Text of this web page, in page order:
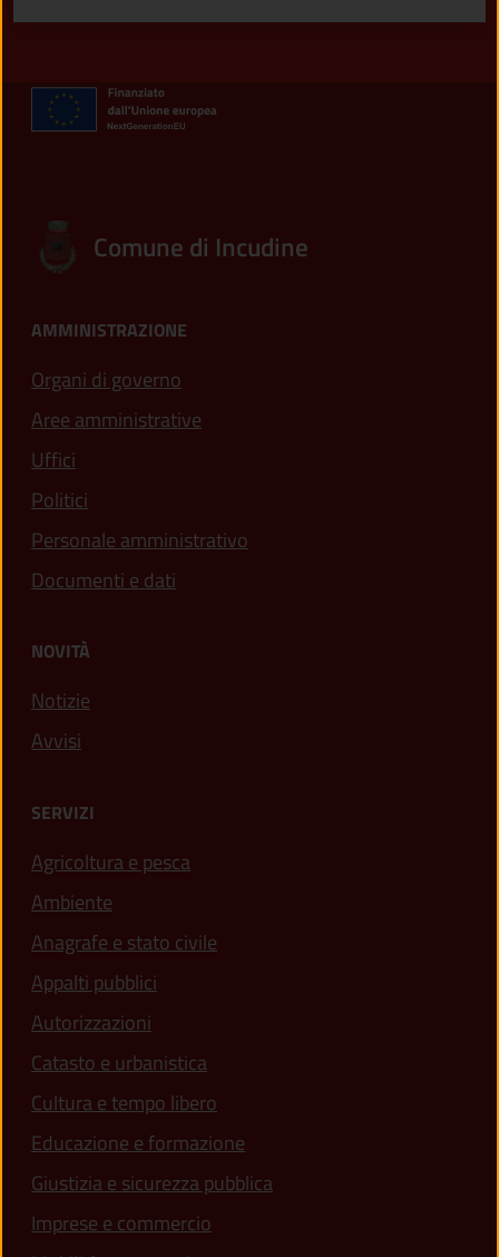
Comune di Incudine
AMMINISTRAZIONE
Organi di governo
Aree amministrative
Uffici
Politici
Personale amministrativo
Documenti e dati
NOVITÀ
Notizie
Avvisi
SERVIZI
Agricoltura e pesca
Ambiente
Anagrafe e stato civile
Appalti pubblici
Autorizzazioni
Catasto e urbanistica
Cultura e tempo libero
Educazione e formazione
Giustizia e sicurezza pubblica
Imprese e commercio